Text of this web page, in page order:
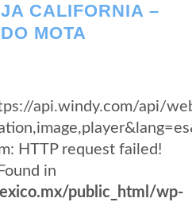
CALIFORNIA –
MOTA
api.windy.com/api/
HTTP request failed!
in
public_html/wp-